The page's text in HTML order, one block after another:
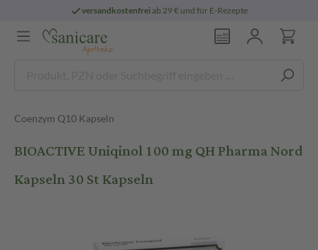
versandkostenfreiab 29 € und für E-Rezepte
Coenzym Q10 Kapseln
BIOACTIVE Uniqinol 100 mg QH Pharma Nord
Kapseln 30 St Kapseln